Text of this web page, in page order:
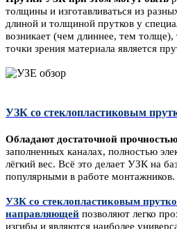
толщины и изготавливаться из
длиной и толщиной прутков у
возникает (чем длиннее, тем
точки зрения материала является
УЗК со стеклопластиковым
Обладают достаточной прочностью
заполненных каналах, полностью
лёгкий вес. Всё это делает УЗК на
популярными в работе монтажников.
УЗК со стеклопластиковым
направляющей позволяют легко
изгибы и являются наиболее